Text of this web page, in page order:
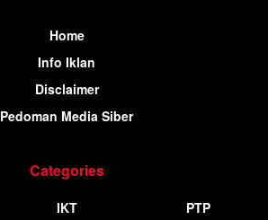
Home
Info Iklan
Disclaimer
Pedoman Media Siber
Categories
IKT
PTP